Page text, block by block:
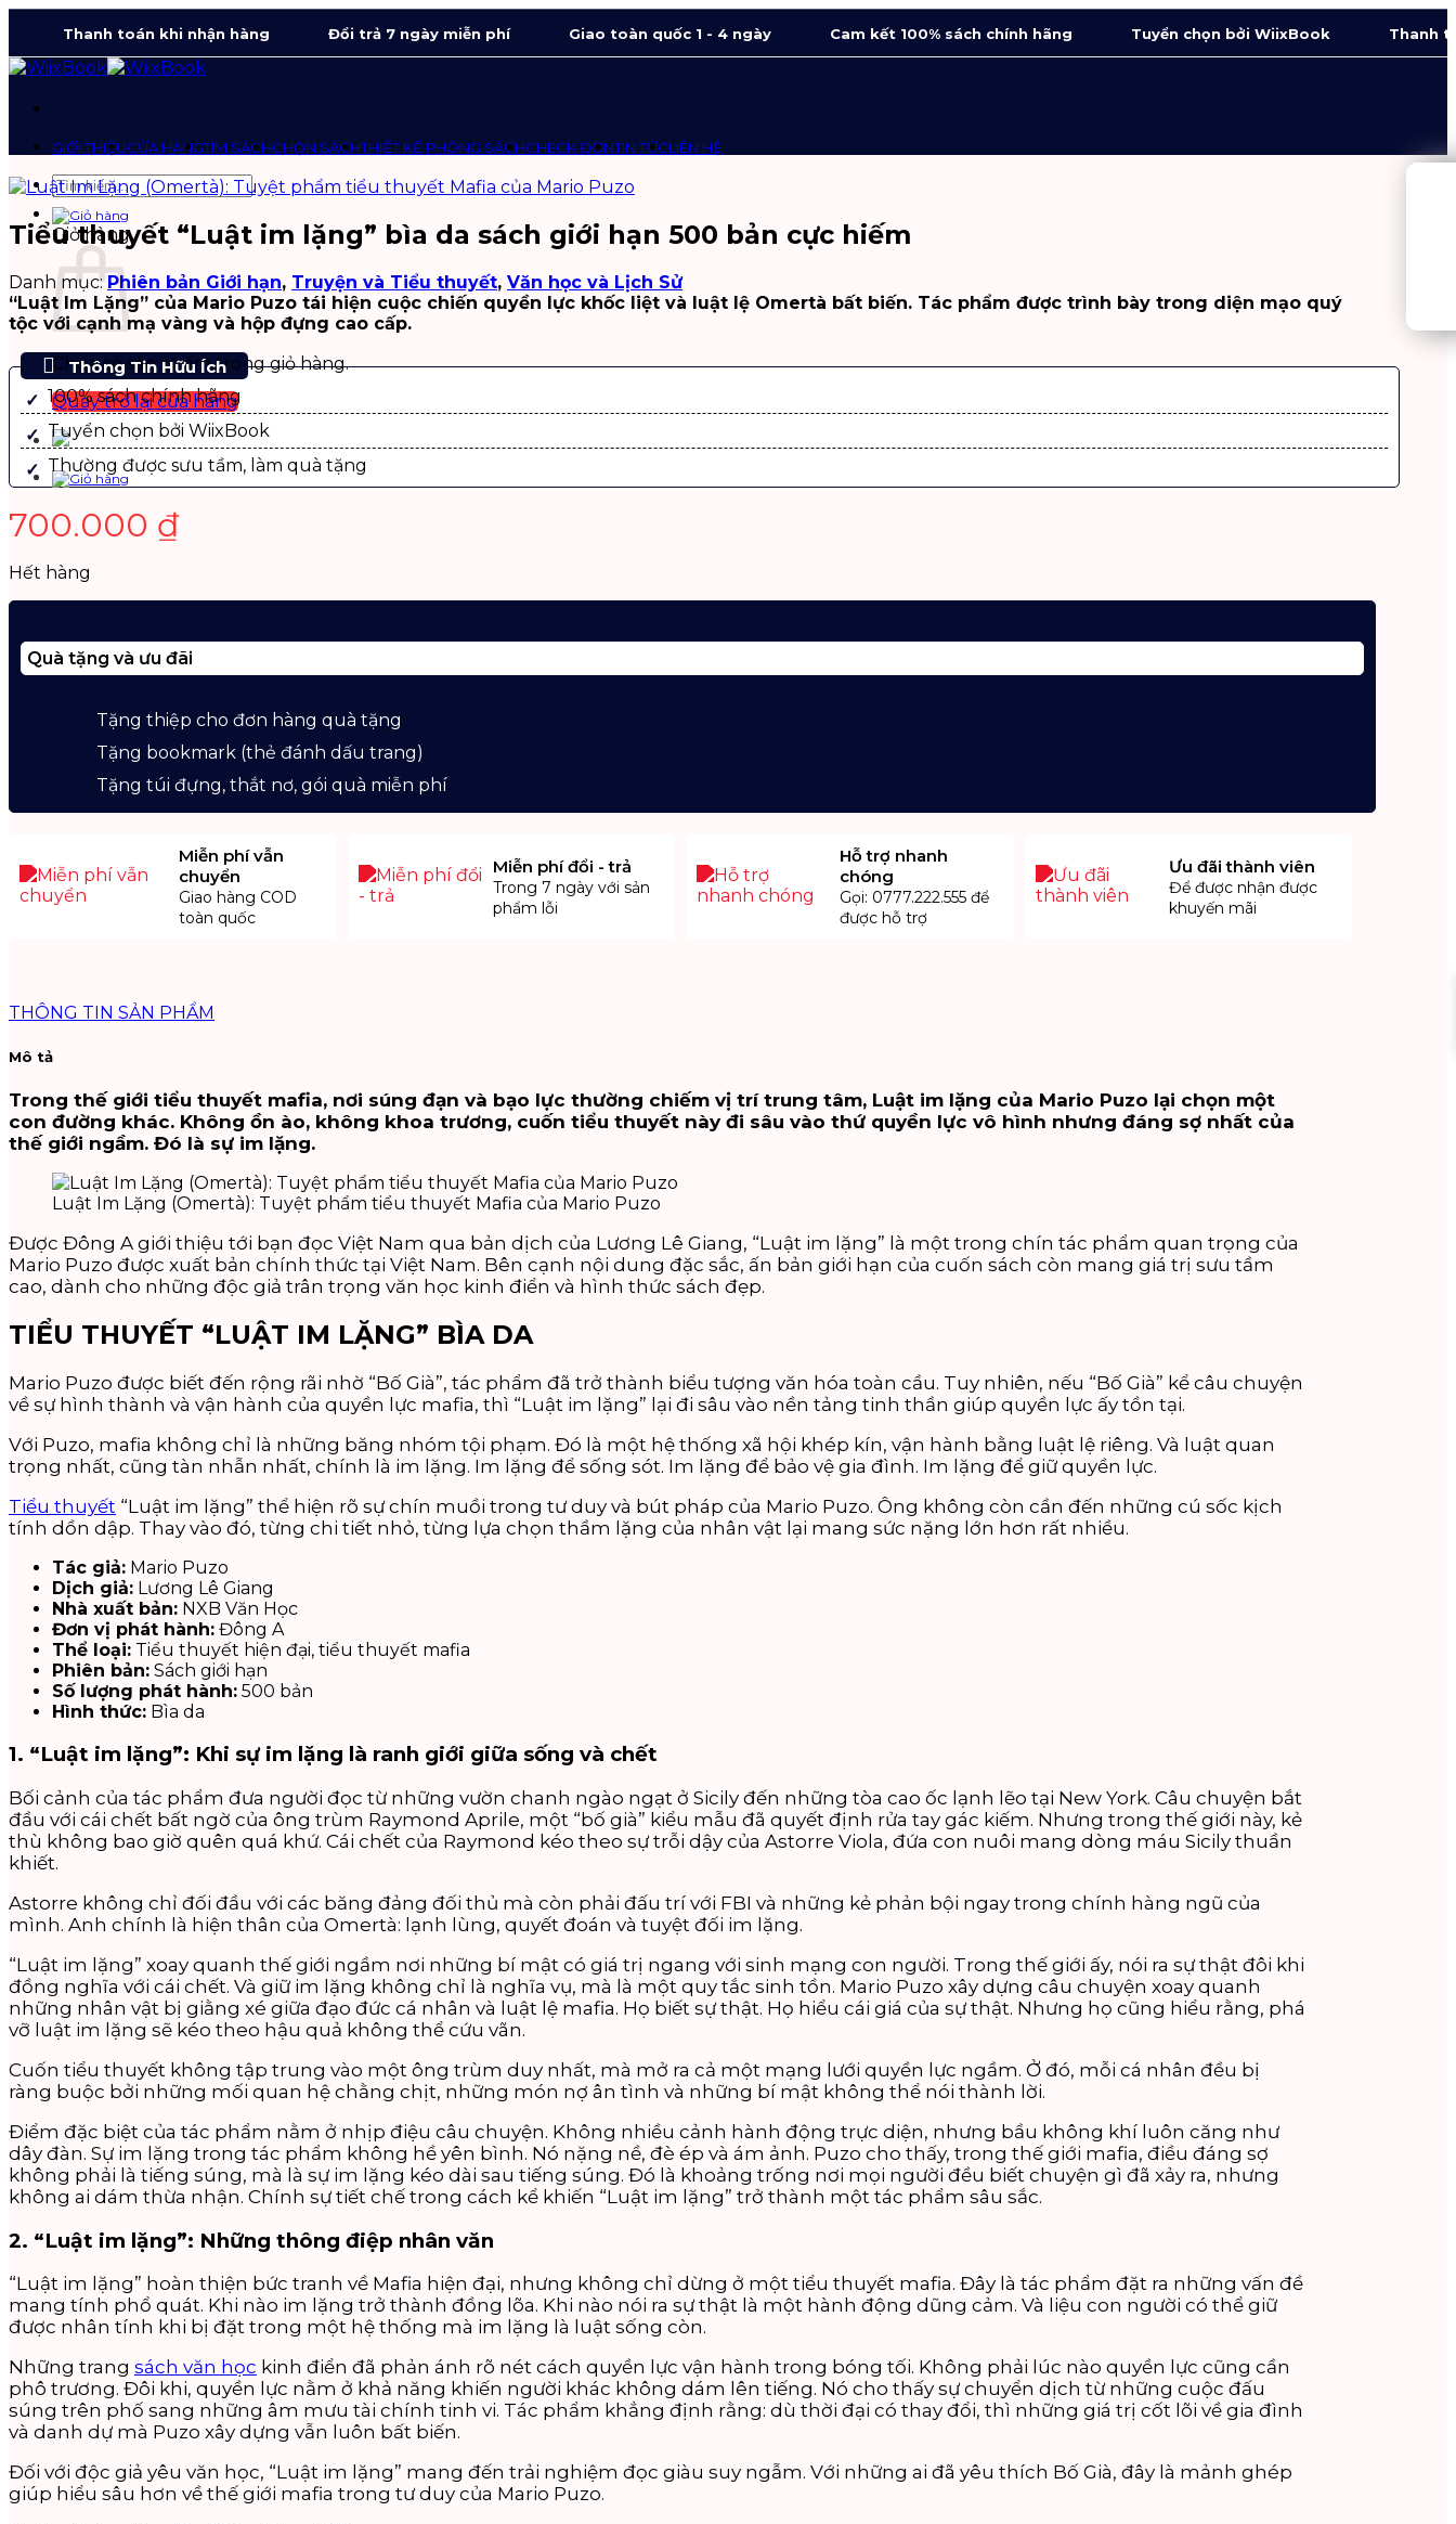
nội
dung
Thanh toán khi nhận hàng Đổi trả 7 ngày miễn phí Giao toàn quốc 1 - 4 ngày Cam kết 100% sách chính hãng Tuyển chọn bởi WiixBook Thanh
GIỚI THIỆUCỬA HÀNGTÌM SÁCHCHỌN SÁCHTHIẾT KẾ PHÒNG SÁCHCHECK ĐƠNTIN TỨCLIÊN HỆ
Tìm
kiếm:
Giỏ hàng
Chưa có sản phẩm trong giỏ hàng.
Quay trở lại cửa hàng
Tiểu thuyết “Luật im lặng” bìa da sách giới hạn 500 bản cực hiếm
Danh mục:Phiên bản Giới hạn, Truyện và Tiểu thuyết, Văn học và Lịch Sử
“Luật Im Lặng” của Mario Puzo tái hiện cuộc chiến quyền lực khốc liệt và luật lệ Omertà bất biến. Tác phẩm được trình bày trong diện mạo quý
tộc với cạnh mạ vàng và hộp đựng cao cấp.
Thông Tin Hữu Ích
100% sách chính hãng
Tuyển chọn bởi WiixBook
Thường được sưu tầm, làm quà tặng
700.000 ₫
Hết hàng
Quà tặng và ưu đãi
Tặng thiệp cho đơn hàng quà tặng
Tặng bookmark (thẻ đánh dấu trang)
Tặng túi đựng, thắt nơ, gói quà miễn phí
Miễn phí vẫn
chuyển
Giao hàng COD
toàn quốc
Miễn phí đổi - trả
Trong 7 ngày với sản
phẩm lỗi
Hỗ trợ nhanh
chóng
Gọi: 0777.222.555 để
được hỗ trợ
Ưu đãi thành viên
Để được nhận được
khuyến mãi
THÔNG TIN SẢN PHẨM
Mô tả
Trong thế giới tiểu thuyết mafia, nơi súng đạn và bạo lực thường chiếm vị trí trung tâm, Luật im lặng của Mario Puzo lại chọn một
con đường khác. Không ồn ào, không khoa trương, cuốn tiểu thuyết này đi sâu vào thứ quyền lực vô hình nhưng đáng sợ nhất của
thế giới ngầm. Đó là sự im lặng.
Luật Im Lặng (Omertà): Tuyệt phẩm tiểu thuyết Mafia của Mario Puzo
Được Đông A giới thiệu tới bạn đọc Việt Nam qua bản dịch của Lương Lê Giang, “Luật im lặng” là một trong chín tác phẩm quan trọng của
Mario Puzo được xuất bản chính thức tại Việt Nam. Bên cạnh nội dung đặc sắc, ấn bản giới hạn của cuốn sách còn mang giá trị sưu tầm
cao, dành cho những độc giả trân trọng văn học kinh điển và hình thức sách đẹp.
TIỂU THUYẾT “LUẬT IM LẶNG” BÌA DA
Mario Puzo được biết đến rộng rãi nhờ “Bố Già”, tác phẩm đã trở thành biểu tượng văn hóa toàn cầu. Tuy nhiên, nếu “Bố Già” kể câu chuyện
về sự hình thành và vận hành của quyền lực mafia, thì “Luật im lặng” lại đi sâu vào nền tảng tinh thần giúp quyền lực ấy tồn tại.
Với Puzo, mafia không chỉ là những băng nhóm tội phạm. Đó là một hệ thống xã hội khép kín, vận hành bằng luật lệ riêng. Và luật quan
trọng nhất, cũng tàn nhẫn nhất, chính là im lặng. Im lặng để sống sót. Im lặng để bảo vệ gia đình. Im lặng để giữ quyền lực.
Tiểu thuyết “Luật im lặng” thể hiện rõ sự chín muồi trong tư duy và bút pháp của Mario Puzo. Ông không còn cần đến những cú sốc kịch
tính dồn dập. Thay vào đó, từng chi tiết nhỏ, từng lựa chọn thầm lặng của nhân vật lại mang sức nặng lớn hơn rất nhiều.
Tác giả: Mario Puzo
Dịch giả: Lương Lê Giang
Nhà xuất bản: NXB Văn Học
Đơn vị phát hành: Đông A
Thể loại: Tiểu thuyết hiện đại, tiểu thuyết mafia
Phiên bản: Sách giới hạn
Số lượng phát hành: 500 bản
Hình thức: Bìa da
1. “Luật im lặng”: Khi sự im lặng là ranh giới giữa sống và chết
Bối cảnh của tác phẩm đưa người đọc từ những vườn chanh ngào ngạt ở Sicily đến những tòa cao ốc lạnh lẽo tại New York. Câu chuyện bắt
đầu với cái chết bất ngờ của ông trùm Raymond Aprile, một “bố già” kiểu mẫu đã quyết định rửa tay gác kiếm. Nhưng trong thế giới này, kẻ
thù không bao giờ quên quá khứ. Cái chết của Raymond kéo theo sự trỗi dậy của Astorre Viola, đứa con nuôi mang dòng máu Sicily thuần
khiết.
Astorre không chỉ đối đầu với các băng đảng đối thủ mà còn phải đấu trí với FBI và những kẻ phản bội ngay trong chính hàng ngũ của
mình. Anh chính là hiện thân của Omertà: lạnh lùng, quyết đoán và tuyệt đối im lặng.
“Luật im lặng” xoay quanh thế giới ngầm nơi những bí mật có giá trị ngang với sinh mạng con người. Trong thế giới ấy, nói ra sự thật đôi khi
đồng nghĩa với cái chết. Và giữ im lặng không chỉ là nghĩa vụ, mà là một quy tắc sinh tồn. Mario Puzo xây dựng câu chuyện xoay quanh
những nhân vật bị giằng xé giữa đạo đức cá nhân và luật lệ mafia. Họ biết sự thật. Họ hiểu cái giá của sự thật. Nhưng họ cũng hiểu rằng, phá
vỡ luật im lặng sẽ kéo theo hậu quả không thể cứu vãn.
Cuốn tiểu thuyết không tập trung vào một ông trùm duy nhất, mà mở ra cả một mạng lưới quyền lực ngầm. Ở đó, mỗi cá nhân đều bị
ràng buộc bởi những mối quan hệ chằng chịt, những món nợ ân tình và những bí mật không thể nói thành lời.
Điểm đặc biệt của tác phẩm nằm ở nhịp điệu câu chuyện. Không nhiều cảnh hành động trực diện, nhưng bầu không khí luôn căng như
dây đàn. Sự im lặng trong tác phẩm không hề yên bình. Nó nặng nề, đè ép và ám ảnh. Puzo cho thấy, trong thế giới mafia, điều đáng sợ
không phải là tiếng súng, mà là sự im lặng kéo dài sau tiếng súng. Đó là khoảng trống nơi mọi người đều biết chuyện gì đã xảy ra, nhưng
không ai dám thừa nhận. Chính sự tiết chế trong cách kể khiến “Luật im lặng” trở thành một tác phẩm sâu sắc.
2. “Luật im lặng”: Những thông điệp nhân văn
“Luật im lặng” hoàn thiện bức tranh về Mafia hiện đại, nhưng không chỉ dừng ở một tiểu thuyết mafia. Đây là tác phẩm đặt ra những vấn đề
mang tính phổ quát. Khi nào im lặng trở thành đồng lõa. Khi nào nói ra sự thật là một hành động dũng cảm. Và liệu con người có thể giữ
được nhân tính khi bị đặt trong một hệ thống mà im lặng là luật sống còn.
Những trang sách văn học kinh điển đã phản ánh rõ nét cách quyền lực vận hành trong bóng tối. Không phải lúc nào quyền lực cũng cần
phô trương. Đôi khi, quyền lực nằm ở khả năng khiến người khác không dám lên tiếng. Nó cho thấy sự chuyển dịch từ những cuộc đấu
súng trên phố sang những âm mưu tài chính tinh vi. Tác phẩm khẳng định rằng: dù thời đại có thay đổi, thì những giá trị cốt lõi về gia đình
và danh dự mà Puzo xây dựng vẫn luôn bất biến.
Đối với độc giả yêu văn học, “Luật im lặng” mang đến trải nghiệm đọc giàu suy ngẫm. Với những ai đã yêu thích Bố Già, đây là mảnh ghép
giúp hiểu sâu hơn về thế giới mafia trong tư duy của Mario Puzo.